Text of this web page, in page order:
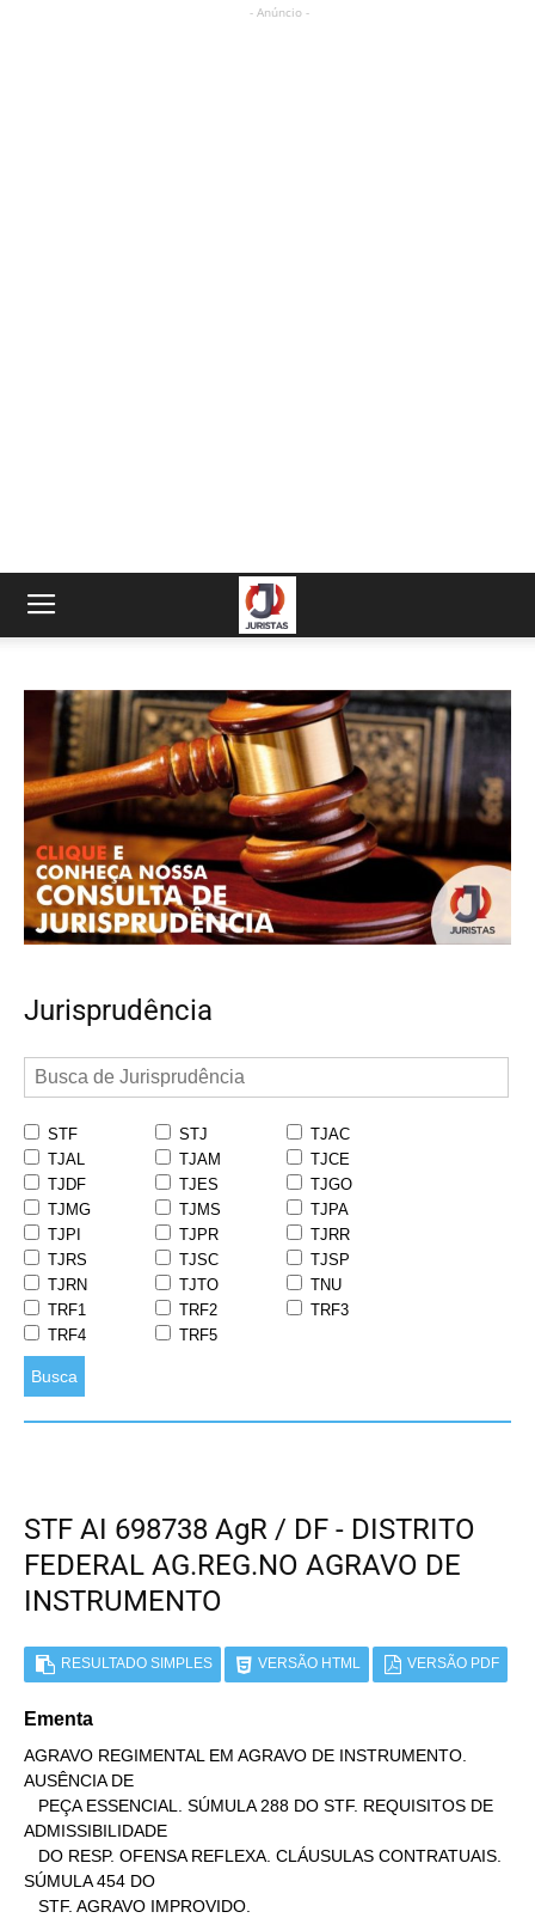
- Anúncio -
Jurisprudência
STF STJ
TJAC
TJAL
TJAM
TJCE
TJDF
TJES
TJGO
TJMG
TJMS
TJPA
TJPI
TJPR
TJRR
TJRS
TJSC
TJSP
TJRN
TJTO
TNU
TRF1
TRF2
TRF3
TRF4
TRF5
Busca
STF AI 698738 AgR / DF - DISTRITO
FEDERAL AG.REG.NO AGRAVO DE
INSTRUMENTO
RESULTADO SIMPLES VERSÃO HTML VERSÃO PDF
Ementa
AGRAVO REGIMENTAL EM AGRAVO DE INSTRUMENTO.
AUSÊNCIA DE
ADMISSIBILIDADE
SÚMULA 454 DO